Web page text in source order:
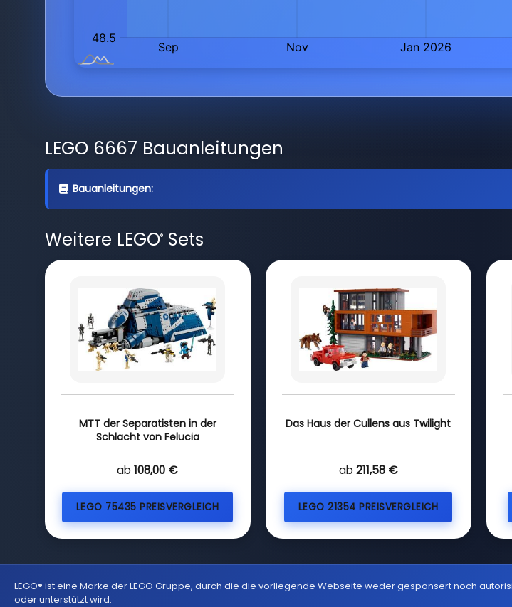
LEGO 6667 Bauanleitungen
Bauanleitungen:
Weitere LEGO®Sets
MTT der Separatisten in der
Schlacht von Felucia
ab 108,00 €
LEGO 75435 PREISVERGLEICH
Das Haus der Cullens aus Twilight
ab 211,58 €
LEGO 21354 PREISVERGLEICH
LEGO® ist eine Marke der LEGO Gruppe, durch die die vorliegende Webseite weder gesponsert noch
oder unterstützt wird.